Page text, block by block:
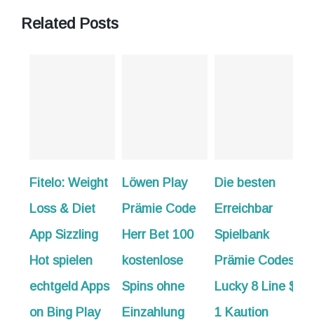
Related Posts
Weight
& Diet
Sizzling
Apps
Play
Löwen Play
Prämie Code
Herr Bet 100
kostenlose
Spins ohne
Einzahlung
Die besten
Erreichbar
Spielbank
Prämie Codes
Lucky 8 Line $
1 Kaution
50 Freispiele
bloß
Sofort
erhältlich